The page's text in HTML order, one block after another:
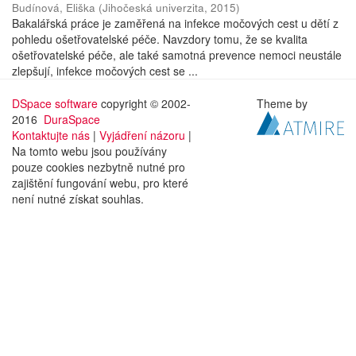
Budínová, Eliška (Jihočeská univerzita, 2015)
Bakalářská práce je zaměřená na infekce močových cest u dětí z
pohledu ošetřovatelské péče. Navzdory tomu, že se kvalita
ošetřovatelské péče, ale také samotná prevence nemoci neustále
zlepšují, infekce močových cest se ...
DSpace software copyright © 2002-
2016 DuraSpace
Kontaktujte nás | Vyjádření názoru |
Na tomto webu jsou používány
pouze cookies nezbytně nutné pro
zajištění fungování webu, pro které
není nutné získat souhlas.
Theme by